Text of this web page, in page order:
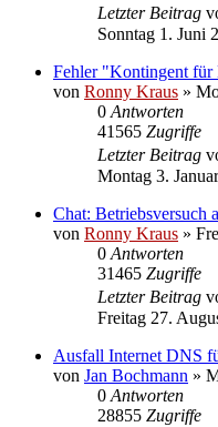
Letzter Beitrag
Sonntag 1. Juni
Fehler "Kontingent für
von Ronny Kraus »
0 Antworten
41565 Zugriffe
Letzter Beitrag
Montag 3.
Chat: Betriebsversuch
von Ronny Kraus »
0 Antworten
31465 Zugriffe
Letzter Beitrag
Freitag 27.
Ausfall Internet DNS
von Jan Bochmann »
0 Antworten
28855 Zugriffe